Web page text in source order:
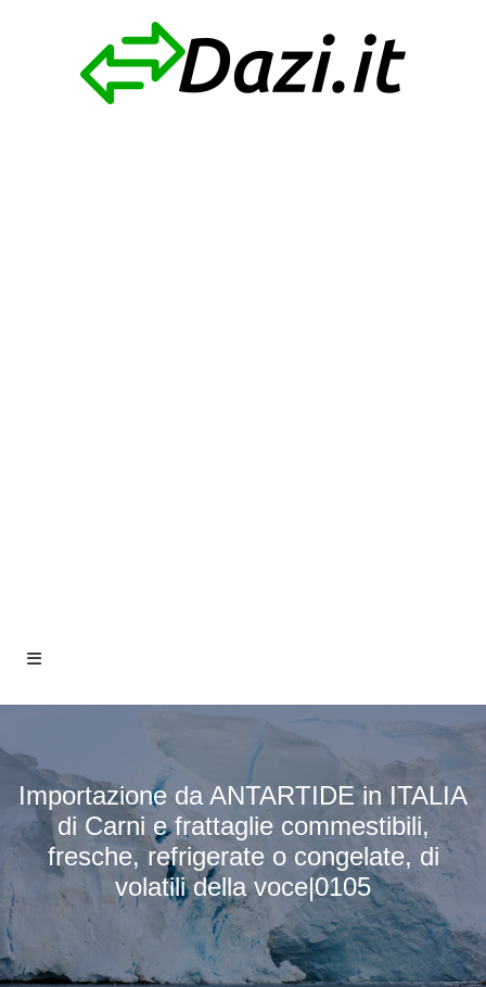
Importazione da ANTARTIDE in ITALIA
di Carni e frattaglie commestibili,
fresche, refrigerate o congelate, di
volatili della voce|0105